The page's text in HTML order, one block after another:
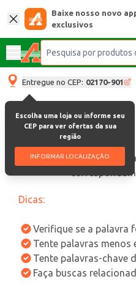
Baixe nosso novo
exclusivos
Entregue no CEP: 02170-901
Escolha uma loja ou informe seu
CEP para ver ofertas da sua
região
INFORMAR LOCALIZAÇÃO
oops, não
Dicas:
Verifique se a palavra
Tente palavras menos
Tente palavras-chave
Faça buscas